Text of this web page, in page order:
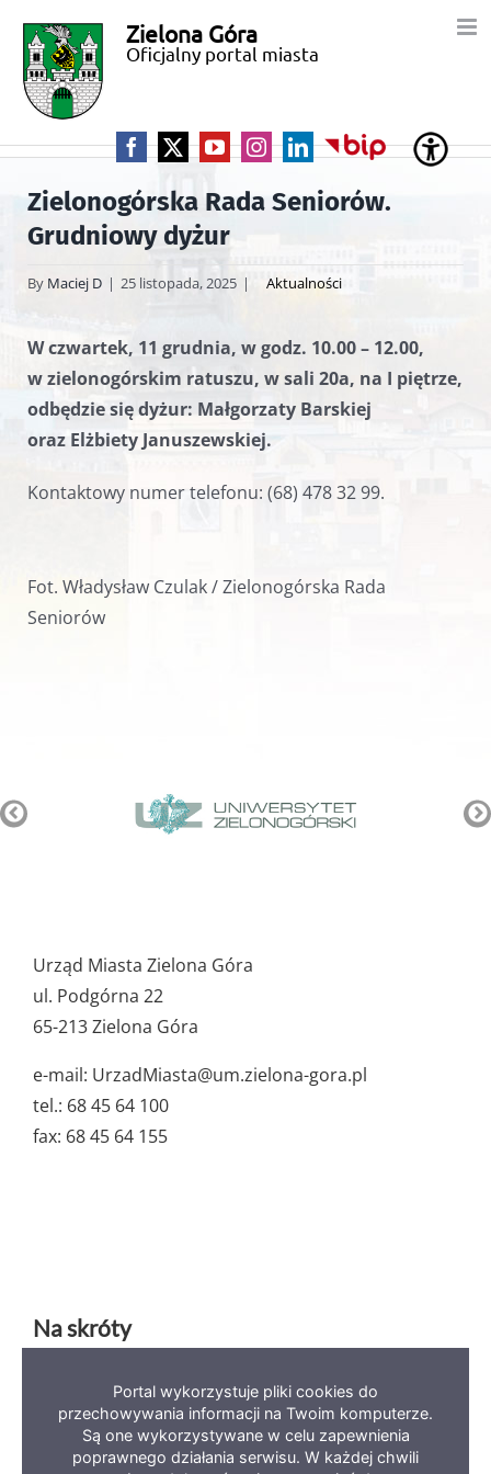
zawartości
Miasto
Zielona
Góra
Zielona Góra
Oficjalny portal miasta
Facebook
X YouTubeInstagramLinkedInBIP
Zielonogórska Rada Seniorów.
Grudniowy dyżur
By Maciej D | 25 listopada, 2025 | Aktualności
W czwartek, 11 grudnia, w godz. 10.00 – 12.00,
w zielonogórskim ratuszu, w sali 20a, na I piętrze,
odbędzie się dyżur: Małgorzaty Barskiej
oraz Elżbiety Januszewskiej.
Kontaktowy numer telefonu: (68) 478 32 99.
Fot. Władysław Czulak / Zielonogórska Rada
Seniorów
ważne
dane
Urząd Miasta Zielona Góra
ul. Podgórna 22
65-213 Zielona Góra
e-mail: UrzadMiasta@um.zielona-gora.pl
tel.: 68 45 64 100
fax: 68 45 64 155
Na skróty
Deklaracja dostępności Mapa serwisu BIP
Polityka prywatności
Portal wykorzystuje pliki cookies do
przechowywania informacji na Twoim komputerze.
Są one wykorzystywane w celu zapewnienia
poprawnego działania serwisu. W każdej chwili